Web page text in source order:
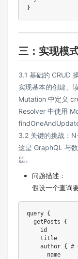
}
三：实现模
3.1 基础的 CRUD
实现基本的创建、
Mutation 中定义
Resolver 中使用
3.2 关键的挑战：
这是 GraphQL 与
题。
问题描述：
假设一个查询
query {
  getPosts {
    id
    title
author { #
      name